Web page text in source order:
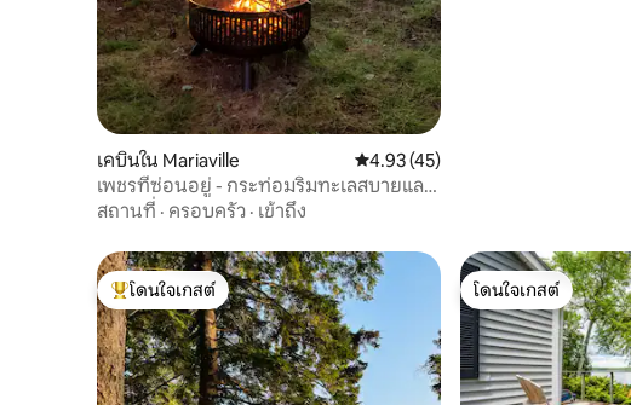
เคบินใน Mariaville คะแนนเฉลี่ย 4.93 จาก 5, 45 รีวิว
4.93 (45)
เพชรที่ซ่อนอยู่ - กระท่อมริมทะเลสบายและ
เงียบสงบ
สถานที่ · ครอบครัว · เข้าถึง
โดนใจเกสต์ที่สุด
โดนใจเกสต์
โดนใจเกสต์
โดนใจเกสต์